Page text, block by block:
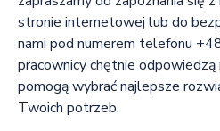
stronie internetowej lub do
nami pod numerem telefonu
pracownicy chętnie
pomogą wybrać najlepsze
Twoich potrzeb.